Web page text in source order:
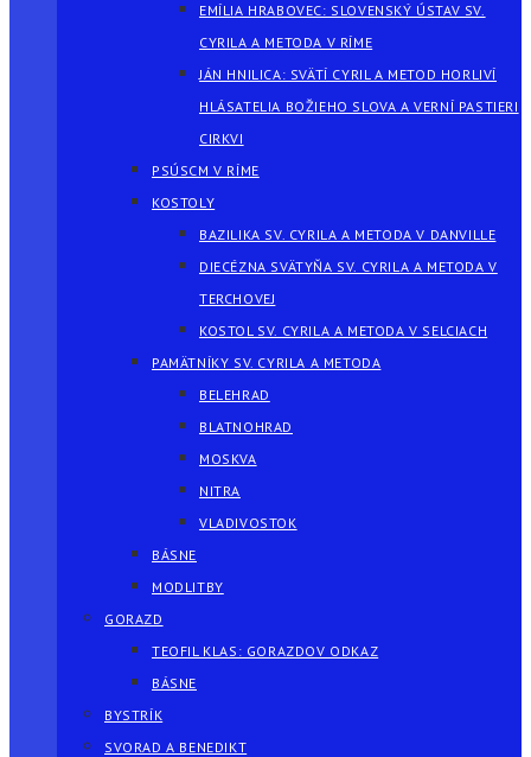
EMÍLIA HRABOVEC: SLOVENSKÝ ÚSTAV SV.
CYRILA A METODA V RÍME
JÁN HNILICA: SVÄTÍ CYRIL A METOD HORLIVÍ
HLÁSATELIA BOŽIEHO SLOVA A VERNÍ PASTIERI
CIRKVI
PSÚSCM V RÍME
KOSTOLY
BAZILIKA SV. CYRILA A METODA V DANVILLE
DIECÉZNA SVÄTYŇA SV. CYRILA A METODA V
TERCHOVEJ
KOSTOL SV. CYRILA A METODA V SELCIACH
PAMÄTNÍKY SV. CYRILA A METODA
BELEHRAD
BLATNOHRAD
MOSKVA
NITRA
VLADIVOSTOK
BÁSNE
MODLITBY
GORAZD
TEOFIL KLAS: GORAZDOV ODKAZ
BÁSNE
BYSTRÍK
SVORAD A BENEDIKT